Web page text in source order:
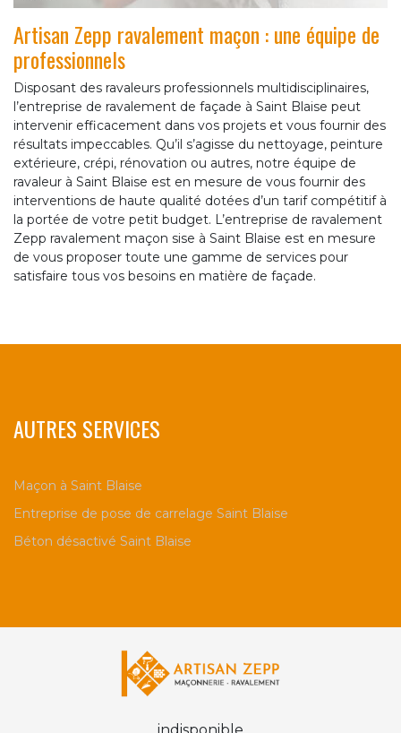
Artisan Zepp ravalement maçon : une équipe de
professionnels
Disposant des ravaleurs professionnels multidisciplinaires,
l’entreprise de ravalement de façade à Saint Blaise peut
intervenir efficacement dans vos projets et vous fournir des
résultats impeccables. Qu’il s’agisse du nettoyage, peinture
extérieure, crépi, rénovation ou autres, notre équipe de
ravaleur à Saint Blaise est en mesure de vous fournir des
interventions de haute qualité dotées d’un tarif compétitif à
la portée de votre petit budget. L’entreprise de ravalement
Zepp ravalement maçon sise à Saint Blaise est en mesure
de vous proposer toute une gamme de services pour
satisfaire tous vos besoins en matière de façade.
AUTRES SERVICES
Maçon à Saint Blaise
Entreprise de pose de carrelage Saint Blaise
Béton désactivé Saint Blaise